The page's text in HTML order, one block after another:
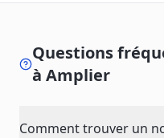
Questions
àAmplier
Comment trouver un